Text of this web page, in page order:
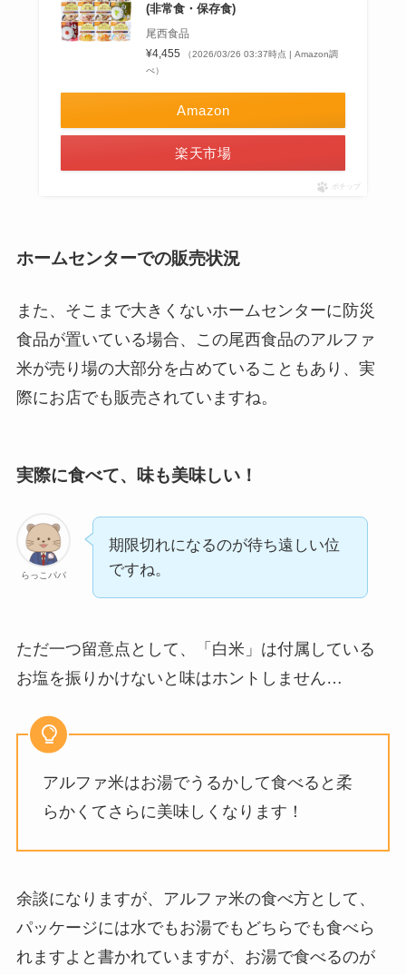
(非常食・保存食)
尾西食品
¥4,455
（2026/03/26 03:37時点 | Amazon調
べ）
Amazon
楽天市場
ポチップ
ホームセンターでの販売状況
また、そこまで大きくないホームセンターに防災
食品が置いている場合、この尾西食品のアルファ
米が売り場の大部分を占めていることもあり、実
際にお店でも販売されていますね。
実際に食べて、味も美味しい！
らっこパパ
期限切れになるのが待ち遠しい位
ですね。
ただ一つ留意点として、「白米」は付属している
お塩を振りかけないと味はホントしません…
アルファ米はお湯でうるかして食べると柔
らかくてさらに美味しくなります！
余談になりますが、アルファ米の食べ方として、
パッケージには水でもお湯でもどちらでも食べら
れますよと書かれていますが、お湯で食べるのが